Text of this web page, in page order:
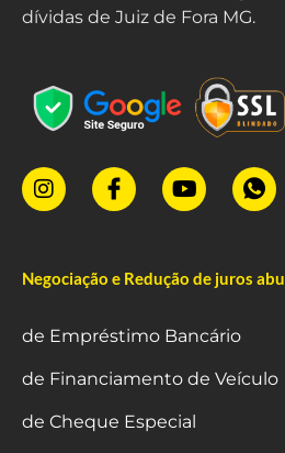
dívidas de Juiz de Fora MG.
Negociação e Redução de juros
de Empréstimo Bancário
de Financiamento de Veículo
de Cheque Especial